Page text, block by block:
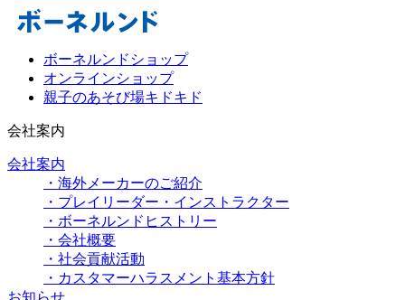
ボーネルンドショップ
オンラインショップ
親子のあそび場キドキド
会社案内
会社案内
・海外メーカーのご紹介
・プレイリーダー・インストラクター
・ボーネルンドヒストリー
・会社概要
・社会貢献活動
・カスタマーハラスメント基本方針
お知らせ